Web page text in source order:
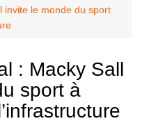
invite le monde du sport
: Macky Sall
sport à